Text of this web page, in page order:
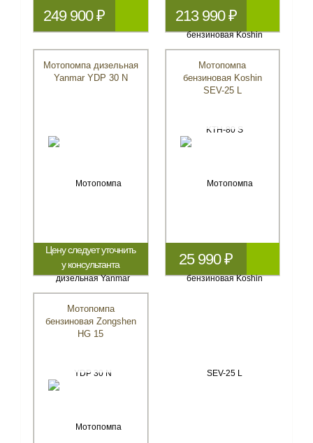
249 900 ₽ 213 990 ₽
Мотопомпа дизельная
Yanmar YDP 30 N
Цену следует уточнить
у консультанта
Мотопомпа
бензиновая Koshin
SEV-25 L
25 990 ₽
Мотопомпа
бензиновая Zongshen
HG 15